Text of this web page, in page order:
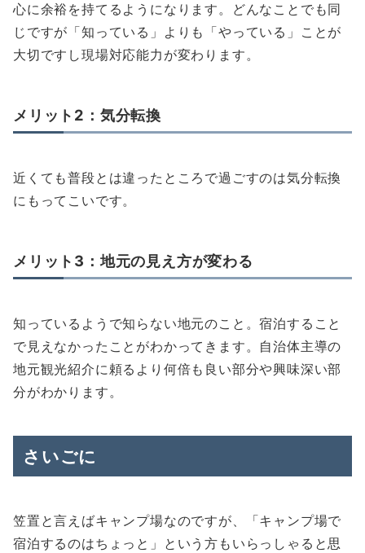
心に余裕を持てるようになります。どんなことでも同
じですが「知っている」よりも「やっている」ことが
大切ですし現場対応能力が変わります。
メリット2：気分転換
近くても普段とは違ったところで過ごすのは気分転換
にもってこいです。
メリット3：地元の見え方が変わる
知っているようで知らない地元のこと。宿泊すること
で見えなかったことがわかってきます。自治体主導の
地元観光紹介に頼るより何倍も良い部分や興味深い部
分がわかります。
さいごに
笠置と言えばキャンプ場なのですが、「キャンプ場で
宿泊するのはちょっと」という方もいらっしゃると思